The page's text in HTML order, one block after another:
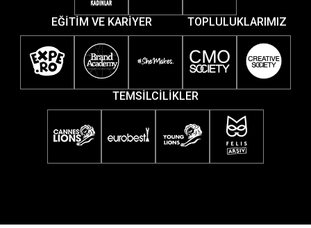
EĞİTİM VE KARİYER TOPLULUKLARIMIZ
TEMSİLCİLİKLER